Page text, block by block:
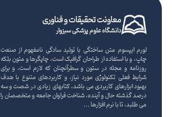
معاونت تحقیقات و فناوری
دانشگاه علوم پزشکی سبزوار
لورم ایپسوم متن ساختگی با تولید سادگی نامفهوم از صنعت
چاپ، و با استفاده از طراحان گرافیک است، چاپگرها و متون بلکه
روزنامه و مجله در ستون و سطرآنچنان که لازم است، و برای
شرایط فعلی تکنولوژی مورد نیاز، و کاربردهای متنوع با هدف
بهبود ابزارهای کاربردی می باشد، کتابهای زیادی در شصت و سه
درصد گذشته حال و آینده، شناخت فراوان جامعه و متخصصان را
می طلبد، تا با نرم افزارها ...